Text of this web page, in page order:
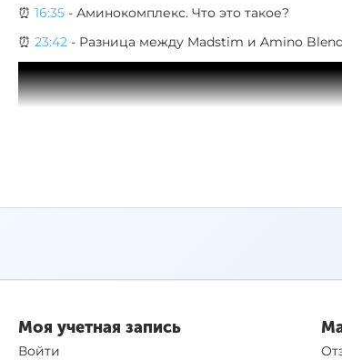
⏰ 16:35 - Аминокомплекс. Что это такое?
⏰ 23:42 - Разница между Madstim и Amino
Моя учетная запись
Войти